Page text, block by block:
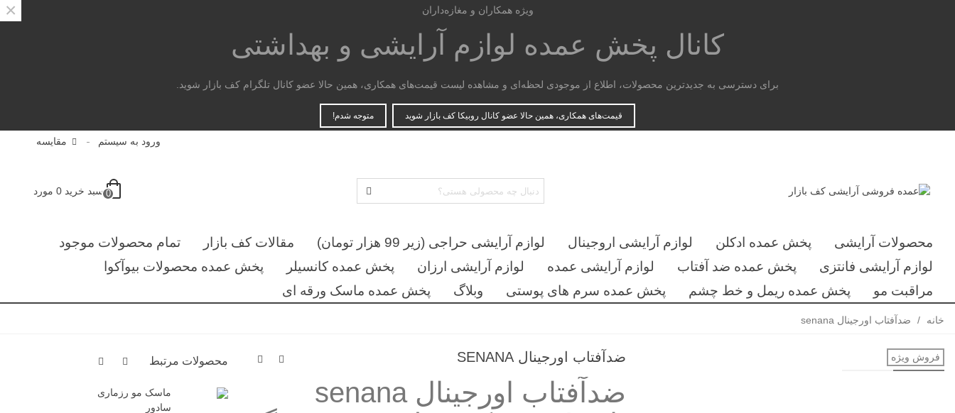
ویژه همکاران و مغازه‌داران
کانال پخش عمده لوازم آرایشی و بهداشتی
برای دسترسی به جدیدترین محصولات، اطلاع از موجودی لحظه‌ای و مشاهده لیست قیمت‌های همکاری، همین حالا عضو کانال تلگرام کف بازار شوید.
قیمت‌های همکاری، همین حالا عضو کانال روبیکا کف بازار شوید متوجه شدم!
×
ورود به سیستم مقایسه
0 سبد خرید 0 مورد
محصولات آرایشی پخش عمده ادکلن لوازم آرایشی اروجینال لوازم آرایشی حراجی (زیر 99 هزار تومان) مقالات کف بازار
تمام محصولات موجود
لوازم آرایشی فانتزی
پخش عمده ضد آفتاب لوازم آرایشی عمده لوازم آرایشی ارزان پخش عمده کانسیلر
پخش عمده محصولات بیوآکوا
مراقبت مو
پخش عمده ریمل و خط چشم پخش عمده سرم های پوستی وبلاگ پخش عمده ماسک ورقه ای
خانه / ضدآفتاب اورجینال senana
فروش ویژه ضدآفتاب اورجینال SENANA
ضدآفتاب اورجینال senana
محصولات مرتبط
ماسک مو رزماری
سادور